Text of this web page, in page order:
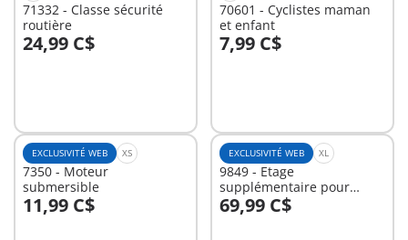
71332 - Classe sécurité
routière
24,99 C$
Au panier
70601 - Cyclistes maman
et enfant
7,99 C$
EXCLUSIVITÉ WEB XS
7350 - Moteur
submersible
11,99 C$
EXCLUSIVITÉ WEB XL
9849 - Etage
supplémentaire pour
Grande maison
traditionnelle
69,99 C$
Au panier